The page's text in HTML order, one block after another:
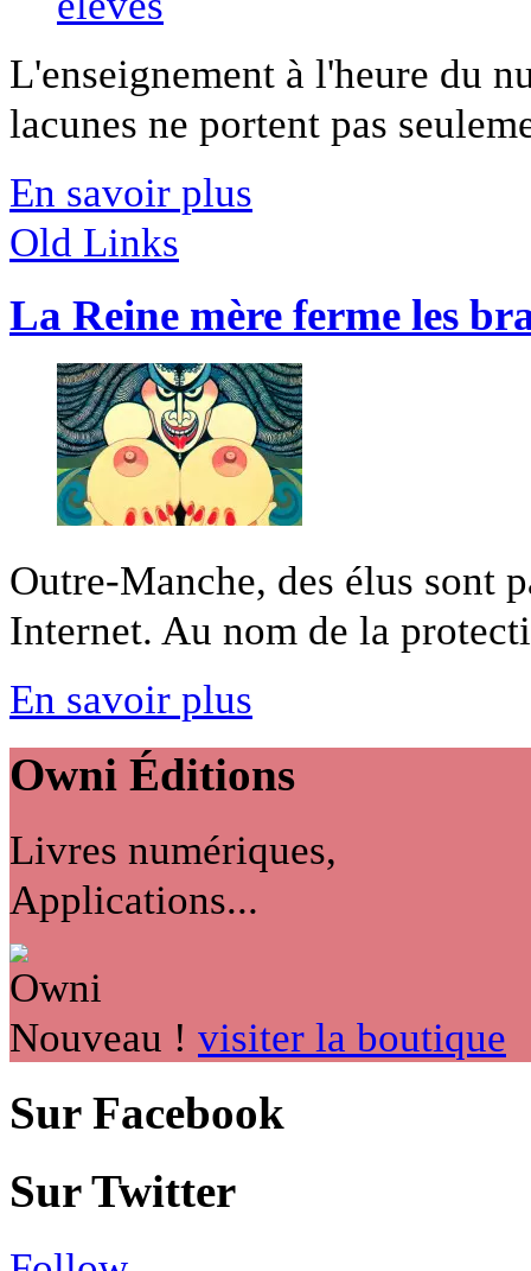
L'enseignement à l'heure du
lacunes ne portent pas
En savoir plus
Old Links
La Reine mère ferme les
Outre-Manche, des élus sont
Internet. Au nom de la
En savoir plus
Owni Éditions
Livres numériques,
Applications...
Nouveau ! visiter la boutique
Sur Facebook
Sur Twitter